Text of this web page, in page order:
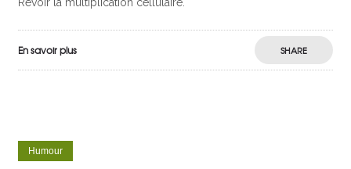
En savoir plus SHARE
Humour